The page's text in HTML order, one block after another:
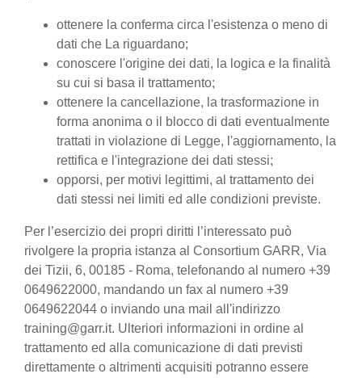
ottenere la conferma circa l'esistenza o meno di
dati che La riguardano;
conoscere l'origine dei dati, la logica e la finalità
su cui si basa il trattamento;
ottenere la cancellazione, la trasformazione in
forma anonima o il blocco di dati eventualmente
trattati in violazione di Legge, l'aggiornamento, la
rettifica e l'integrazione dei dati stessi;
opporsi, per motivi legittimi, al trattamento dei
dati stessi nei limiti ed alle condizioni previste.
Per l’esercizio dei propri diritti l’interessato può
rivolgere la propria istanza al Consortium GARR, Via
dei Tizii, 6, 00185 - Roma, telefonando al numero +39
0649622000, mandando un fax al numero +39
0649622044 o inviando una mail all'indirizzo
training@garr.it. Ulteriori informazioni in ordine al
trattamento ed alla comunicazione di dati previsti
direttamente o altrimenti acquisiti potranno essere